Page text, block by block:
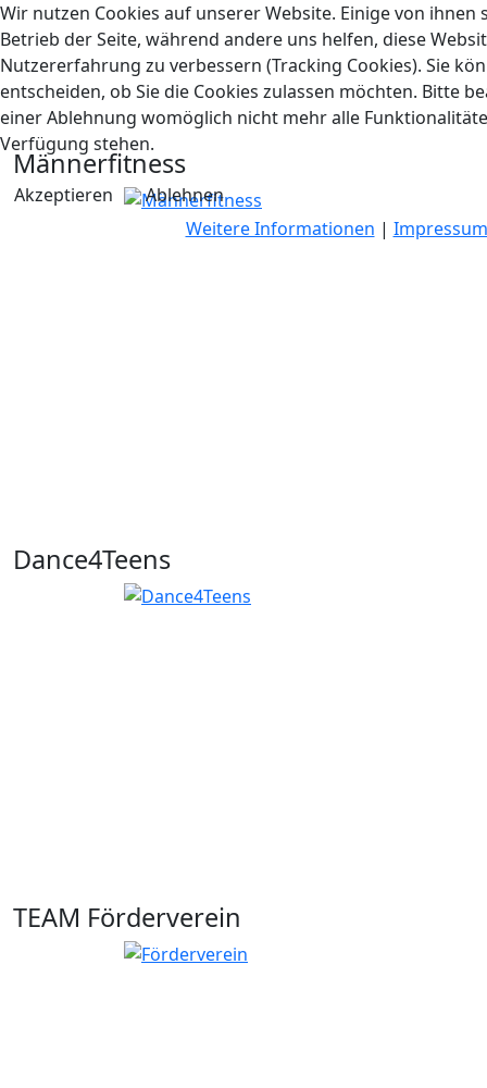
Männerfitness
Dance4Teens
TEAM Förderverein
Wir nutzen Cookies auf unserer Website. Einige von ihnen
Betrieb der Seite, während andere uns helfen, diese
Nutzererfahrung zu verbessern (Tracking Cookies). Sie
entscheiden, ob Sie die Cookies zulassen möchten. Bitte
einer Ablehnung womöglich nicht mehr alle
Verfügung stehen.
Akzeptieren
Ablehnen
Weitere Informationen | Impressum